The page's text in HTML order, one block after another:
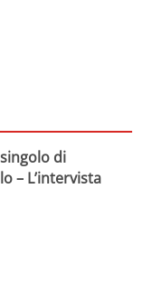
di
– L’intervista